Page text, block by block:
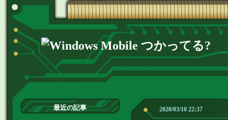
最近の記事 2020/03/10 22:37